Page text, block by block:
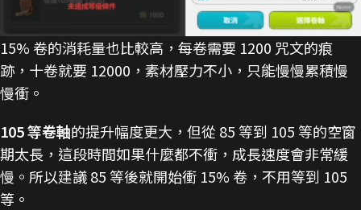
15% 卷的消耗量也比較高，每卷需要 1200 咒文的痕
跡，十卷就要 12000，素材壓力不小，只能慢慢累積慢
慢衝。
105 等卷軸的提升幅度更大，但從 85 等到 105 等的空窗
期太長，這段時間如果什麼都不衝，成長速度會非常緩
慢。所以建議 85 等後就開始衝 15% 卷，不用等到 105
等。